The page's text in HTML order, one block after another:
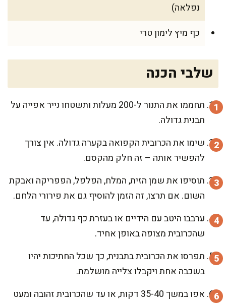
נפלאה)
כף מיץ לימון טרי
שלבי הכנה
תחממו את התנור ל-200 מעלות ותשטחו נייר אפייה על
תבנית גדולה.
שימו את הכרובית הקפואה בקערה גדולה. אין צורך
להפשיר אותה – זה חלק מהקסם.
תוסיפו את שמן הזית, המלח, הפלפל, הפפריקה ואבקת
השום. אם תרצו, זה הזמן להוסיף גם את פירורי הלחם.
ערבבו היטב עם הידיים או בעזרת כף גדולה, עד
שהכרובית מצופה באופן אחיד.
תפרסו את הכרובית בתבנית, כך שכל החתיכות יהיו
בשכבה אחת ויקבלו צלייה מושלמת.
אפו במשך 35-40 דקות, או עד שהכרובית זהובה ומעט